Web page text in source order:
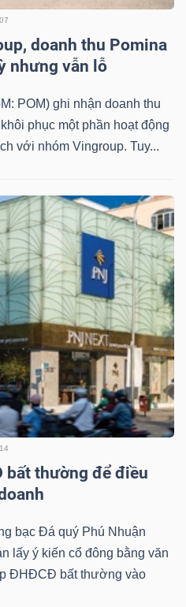
doanh thu Pomina
nhưng vẫn lỗ
POM) ghi nhận doanh thu
phục một phần hoạt động
với nhóm Vingroup. Tuy...
thường để điều
bạc Đá quý Phú Nhuận
lấy ý kiến cổ đông bằng văn
ĐHĐCĐ bất thường vào